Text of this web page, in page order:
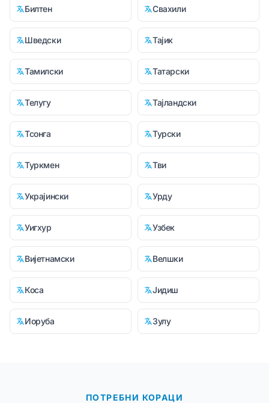
Билтен Свахили
Шведски Тајик
Тамилски Татарски
Телугу Тајландски
Тсонга Турски
Туркмен Тви
Украјински Урду
Уигхур Узбек
Вијетнамски Велшки
Коса Јидиш
Иоруба Зулу
ПОТРЕБНИ КОРАЦИ